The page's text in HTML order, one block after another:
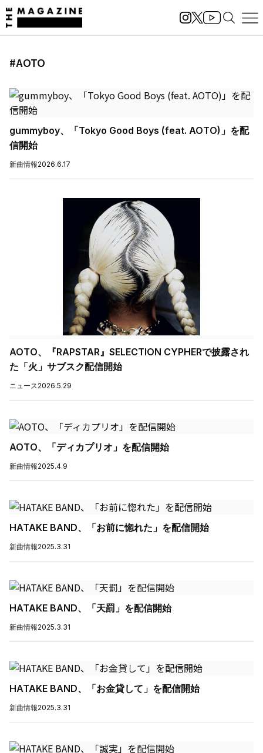
#AOTO
gummyboy、「Tokyo Good Boys (feat. AOTO)」を配
信開始
新曲情報2026.6.17
AOTO、『RAPSTAR』SELECTION CYPHERで披露され
た「火」サブスク配信開始
ニュース2026.5.29
AOTO、「ディカプリオ」を配信開始
新曲情報2025.4.9
HATAKE BAND、「お前に惚れた」を配信開始
新曲情報2025.3.31
HATAKE BAND、「天罰」を配信開始
新曲情報2025.3.31
HATAKE BAND、「お金貸して」を配信開始
新曲情報2025.3.31